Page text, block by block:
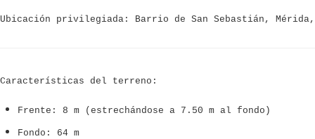
Ubicación privilegiada: Barrio de San Sebastián, Mérida,
Características del terreno:
Frente: 8 m (estrechándose a 7.50 m al fondo)
Fondo: 64 m